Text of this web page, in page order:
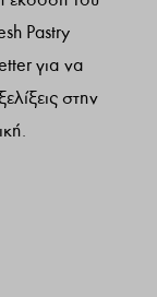
Pastry
για να
στην